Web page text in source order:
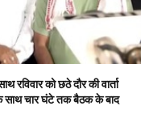
को छठे दौर की वार्ता
साथ चार घंटे तक बैठक के बाद